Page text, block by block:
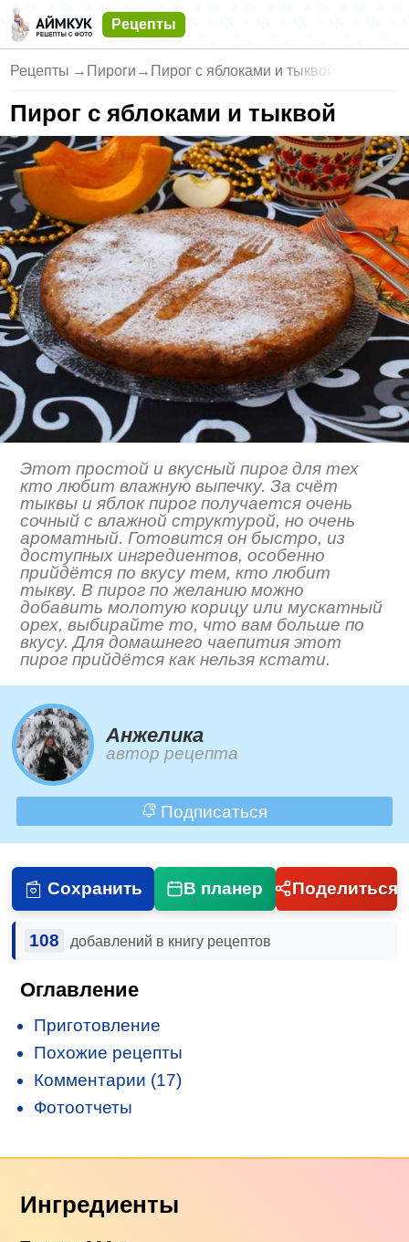
Рецепты
Рецепты → Пироги → Пирог с яблоками и тыквой
Пирог с яблоками и тыквой
Этот простой и вкусный пирог для тех
кто любит влажную выпечку. За счёт
тыквы и яблок пирог получается очень
сочный с влажной структурой, но очень
ароматный. Готовится он быстро, из
доступных ингредиентов, особенно
прийдётся по вкусу тем, кто любит
тыкву. В пирог по желанию можно
добавить молотую корицу или мускатный
орех, выбирайте то, что вам больше по
вкусу. Для домашнего чаепития этот
пирог прийдётся как нельзя кстати.
Анжелика
автор рецепта
Подписаться
Сохранить В планер Поделиться
108 добавлений в книгу рецептов
Оглавление
Приготовление
Похожие рецепты
Комментарии (17)
Фотоотчеты
Ингредиенты